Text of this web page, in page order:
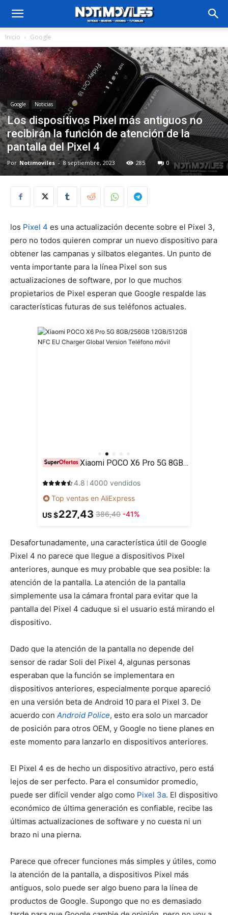
Inicio Google
Google Noticias
Los dispositivos Pixel más antiguos no
recibirán la función de atención de la
pantalla del Pixel 4
Por Notimoviles - 8 septiembre, 2023 285 0
los Pixel 4 es una actualización decente sobre el Pixel 3,
pero no todos quieren comprar un nuevo dispositivo para
obtener las campanas y silbatos elegantes. Un punto de
venta importante para la línea Pixel son sus
actualizaciones de software, por lo que muchos
propietarios de Pixel esperan que Google respalde las
características futuras de sus teléfonos actuales.
Xiaomi POCO X6 Pro 5G 8GB/256GB 12GB/512GB NFC EU Charger Global Version Teléfono móvil
4.8 4000 vendidos
Top ventas en AliExpress
US $227,43 386,40 -41%
Desafortunadamente, una característica útil de Google
Pixel 4 no parece que llegue a dispositivos Pixel
anteriores, aunque es muy probable que sea posible: la
atención de la pantalla. La atención de la pantalla
simplemente usa la cámara frontal para evitar que la
pantalla del Pixel 4 caduque si el usuario está mirando el
dispositivo.
Dado que la atención de la pantalla no depende del
sensor de radar Soli del Pixel 4, algunas personas
esperaban que la función se implementara en
dispositivos anteriores, especialmente porque apareció
en una versión beta de Android 10 para el Pixel 3. De
acuerdo con Android Police, esto era solo un marcador
de posición para otros OEM, y Google no tiene planes en
este momento para lanzarlo en dispositivos anteriores.
El Pixel 4 es de hecho un dispositivo atractivo, pero está
lejos de ser perfecto. Para el consumidor promedio,
puede ser difícil vender algo como Pixel 3a. El dispositivo
económico de última generación es confiable, recibe las
últimas actualizaciones de software y no cuesta ni un
brazo ni una pierna.
Parece que ofrecer funciones más simples y útiles, como
la atención de la pantalla, a dispositivos Pixel más
antiguos, solo puede ser algo bueno para la línea de
productos de Google. Supongo que no es demasiado